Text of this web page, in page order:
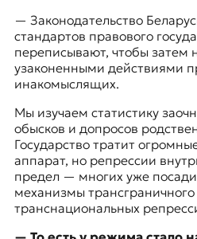
— Законодательство
стандартов правового
переписывают, чтобы затем
узаконенными действиями
инакомыслящих.
Мы изучаем статистику
обысков и допросов
Государство тратит
аппарат, но репрессии
предел — многих уже
механизмы
транснациональных